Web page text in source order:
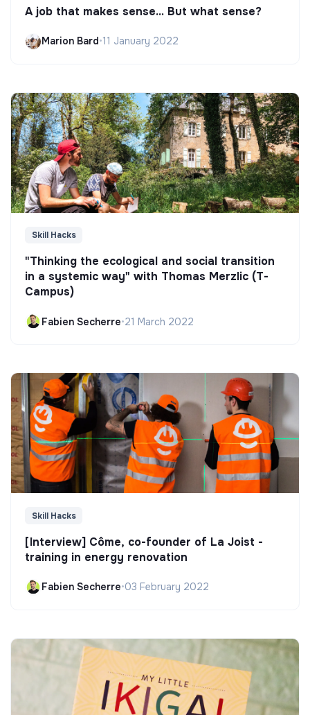
A job that makes sense... But what sense?
Marion Bard•11 January 2022
Skill Hacks
"Thinking the ecological and social transition
in a systemic way" with Thomas Merzlic (T-
Campus)
Fabien Secherre•21 March 2022
Skill Hacks
[Interview] Côme, co-founder of La Joist -
training in energy renovation
Fabien Secherre•03 February 2022